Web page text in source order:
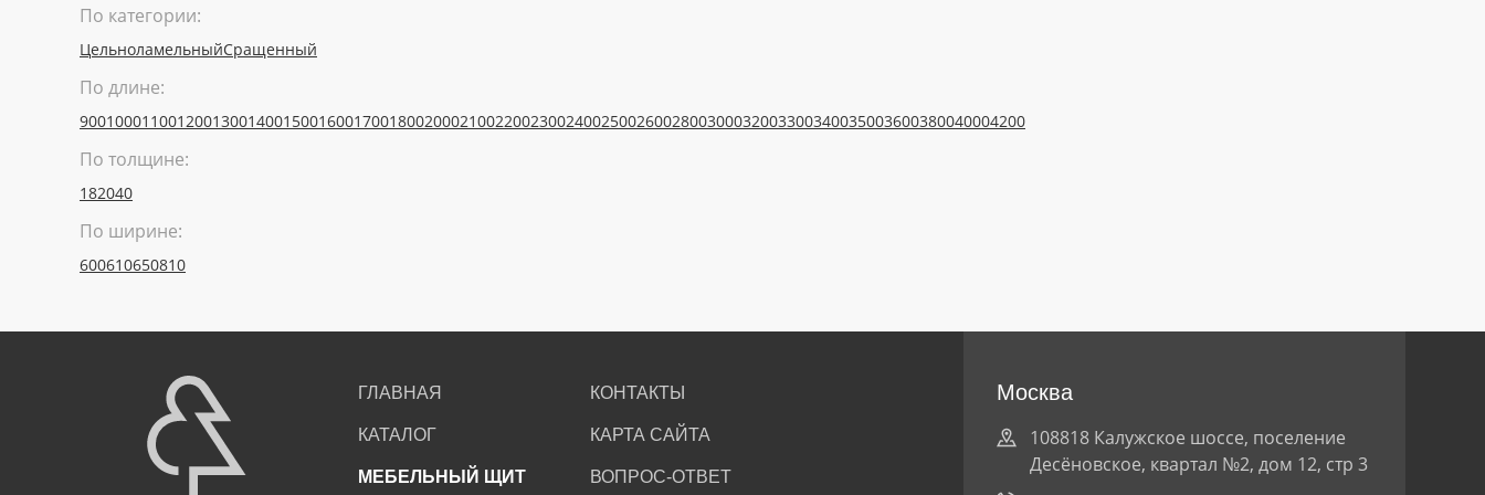
По категории:
ЦельноламельныйСращенный
По длине:
90010001100120013001400150016001700180020002100220023002400250026002800300032003300340035003600380040004200
По толщине:
182040
По ширине:
600610650810
ГЛАВНАЯ
КАТАЛОГ
МЕБЕЛЬНЫЙ ЩИТ
КОНТАКТЫ
КАРТА САЙТА
ВОПРОС-ОТВЕТ
Москва
108818 Калужское шоссе, поселение
Десёновское, квартал №2, дом 12, стр 3